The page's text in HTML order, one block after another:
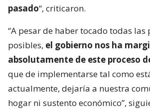
pasado“, criticaron.
“A pesar de haber tocado todas las
posibles, el gobierno nos ha
absolutamente de este proceso
que de implementarse tal como
actualmente, dejaría a nuestra
hogar ni sustento económico”,